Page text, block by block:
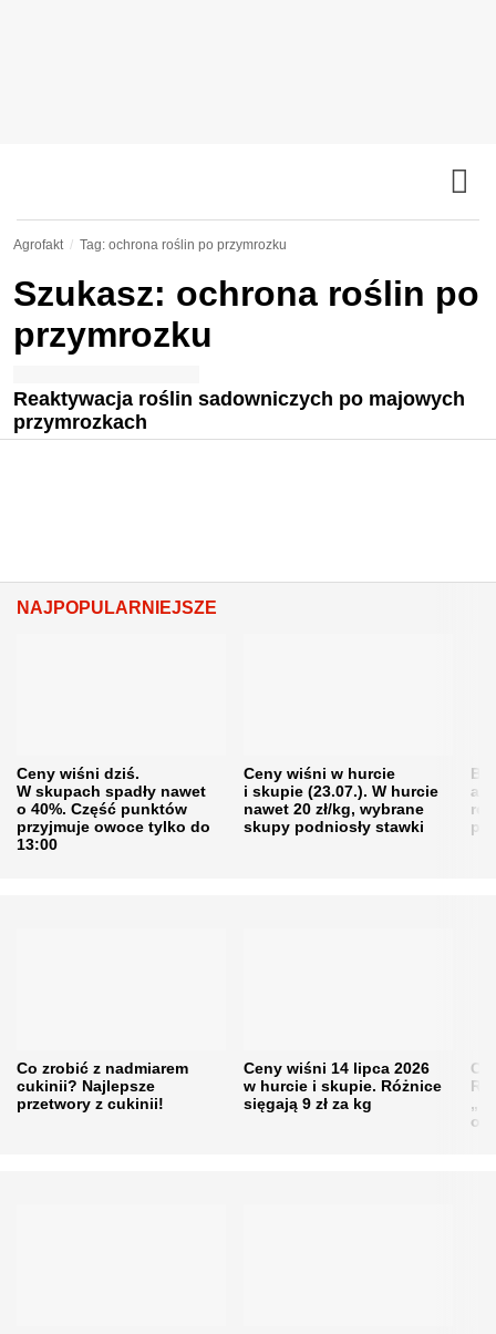
Agrofakt Tag: ochrona roślin po przymrozku
Szukasz: ochrona roślin po
przymrozku
Reaktywacja roślin sadowniczych po majowych
przymrozkach
NAJPOPULARNIEJSZE
Ceny wiśni dziś.
W skupach spadły nawet
o 40%. Część punktów
przyjmuje owoce tylko do
13:00
Ceny wiśni w hurcie
i skupie (23.07.). W hurcie
nawet 20 zł/kg, wybrane
skupy podniosły stawki
Co zrobić z nadmiarem
cukinii? Najlepsze
przetwory z cukinii!
Ceny wiśni 14 lipca 2026
w hurcie i skupie. Różnice
sięgają 9 zł za kg